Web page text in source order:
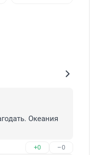
Океания
+0 –0